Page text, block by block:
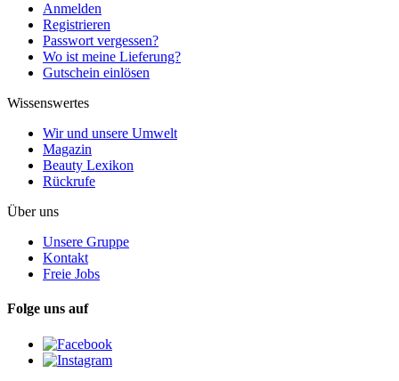
Anmelden
Registrieren
Passwort vergessen?
Wo ist meine Lieferung?
Gutschein einlösen
Wissenswertes
Wir und unsere Umwelt
Magazin
Beauty Lexikon
Rückrufe
Über uns
Unsere Gruppe
Kontakt
Freie Jobs
Folge uns auf